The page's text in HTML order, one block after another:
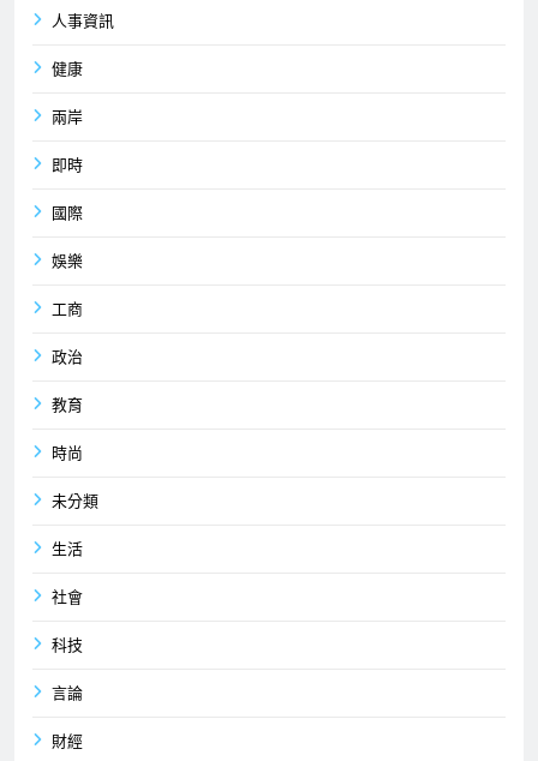
人事資訊
健康
兩岸
即時
國際
娛樂
工商
政治
教育
時尚
未分類
生活
社會
科技
言論
財經